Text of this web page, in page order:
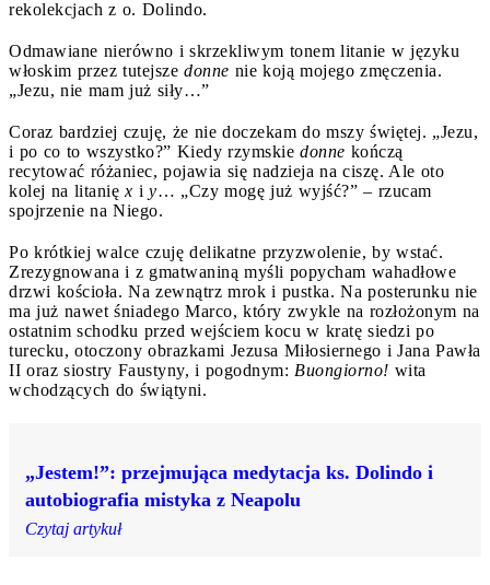
rekolekcjach z o. Dolindo.
Odmawiane nierówno i skrzekliwym tonem litanie w języku
włoskim przez tutejsze donne nie koją mojego zmęczenia.
„Jezu, nie mam już siły…”
Coraz bardziej czuję, że nie doczekam do mszy świętej. „Jezu,
i po co to wszystko?” Kiedy rzymskie donne kończą
recytować różaniec, pojawia się nadzieja na ciszę. Ale oto
kolej na litanię x i y… „Czy mogę już wyjść?” – rzucam
spojrzenie na Niego.
Po krótkiej walce czuję delikatne przyzwolenie, by wstać.
Zrezygnowana i z gmatwaniną myśli popycham wahadłowe
drzwi kościoła. Na zewnątrz mrok i pustka. Na posterunku nie
ma już nawet śniadego Marco, który zwykle na rozłożonym na
ostatnim schodku przed wejściem kocu w kratę siedzi po
turecku, otoczony obrazkami Jezusa Miłosiernego i Jana Pawła
II oraz siostry Faustyny, i pogodnym: Buongiorno! wita
wchodzących do świątyni.
„Jestem!”: przejmująca medytacja ks. Dolindo i
autobiografia mistyka z Neapolu
Czytaj artykuł